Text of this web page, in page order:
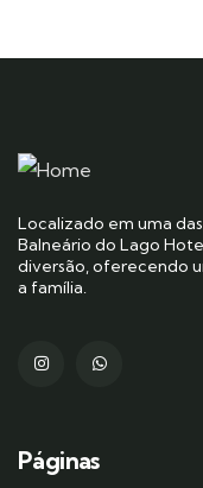
Localizado em uma
Balneário do Lago
diversão, oferecendo
a família.
Páginas